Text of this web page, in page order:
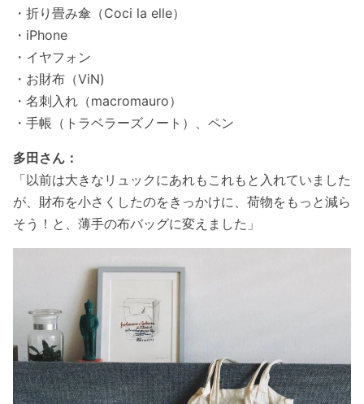
・折り畳み傘（Coci la elle）
・iPhone
・イヤフォン
・お財布（ViN)
・名刺入れ（macromauro）
・手帳（トラベラーズノート）、ペン
多田さん：
「以前は大きなリュックにあれもこれもと入れていました
が、財布を小さくしたのをきっかけに、荷物をもっと減ら
そう！と、薄手の布バッグに変えました」